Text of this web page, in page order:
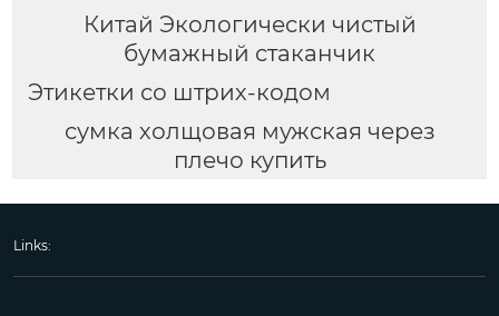
Китай Экологически чистый
бумажный стаканчик
Этикетки со штрих-кодом
сумка холщовая мужская через
плечо купить
Links: